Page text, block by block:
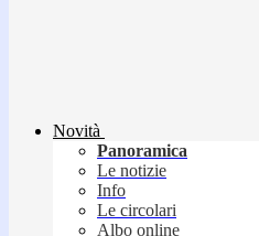
Novità
Panoramica
Le notizie
Info
Le circolari
Albo online